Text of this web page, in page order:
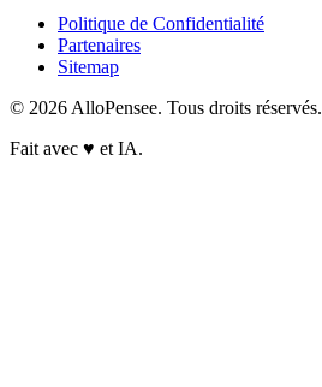
Politique de Confidentialité
Partenaires
Sitemap
© 2026 AlloPensee. Tous droits réservés.
Fait avec ♥ et IA.